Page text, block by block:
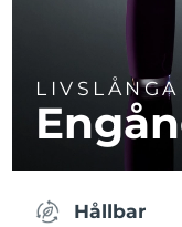
Hållbar